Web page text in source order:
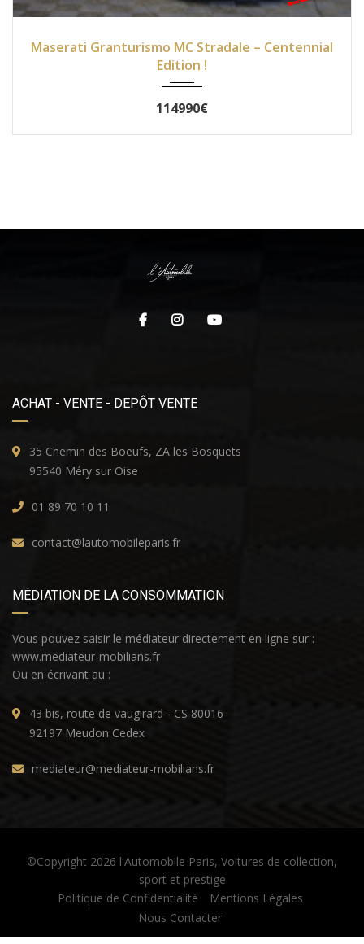
Maserati Granturismo MC Stradale – Centennial
Edition !
114990€
ACHAT - VENTE - DEPÔT VENTE
35 Chemin des Boeufs, ZA les Bosquets
95540 Méry sur Oise
01 89 70 10 11
contact@lautomobileparis.fr
MÉDIATION DE LA CONSOMMATION
Vous pouvez saisir le médiateur directement en ligne sur :
www.mediateur-mobilians.fr
Ou en écrivant au :
43 bis, route de vaugirard - CS 80016
92197 Meudon Cedex
mediateur@mediateur-mobilians.fr
©Copyright 2026 l'Automobile Paris, Voitures de collection,
sport et prestige
Politique de Confidentialité
Mentions Légales
Nous Contacter